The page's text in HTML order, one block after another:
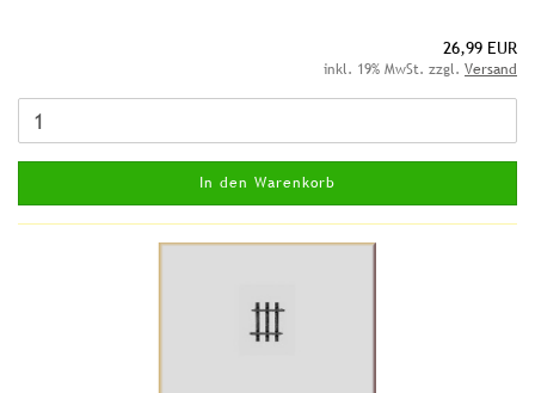
26,99 EUR
inkl. 19% MwSt. zzgl. Versand
In den Warenkorb